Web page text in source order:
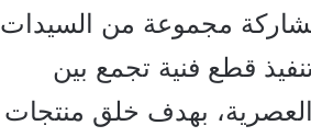
مجموعة من السيدات
قطع فنية تجمع بين
العصرية، بهدف خلق منتجات